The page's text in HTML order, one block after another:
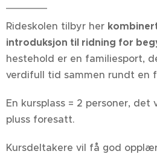
Rideskolen tilbyr her
introduksjon til ridning for
hestehold er en familiesport,
verdifull tid sammen rundt en
En kursplass = 2 personer, det
pluss foresatt.
Kursdeltakere vil få god